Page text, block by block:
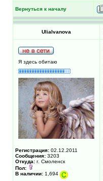
Вернуться к началу
UliaIvanova
Я здесь обитаю
Регистрация: 02.12.2011
Сообщения: 3203
Откуда: г. Смоленск
Пол:
В наличии: 1,694